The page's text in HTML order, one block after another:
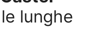
lunghe